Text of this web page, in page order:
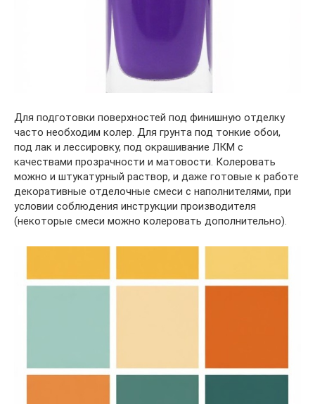
Для подготовки поверхностей под финишную отделку
часто необходим колер. Для грунта под тонкие обои,
под лак и лессировку, под окрашивание ЛКМ с
качествами прозрачности и матовости. Колеровать
можно и штукатурный раствор, и даже готовые к работе
декоративные отделочные смеси с наполнителями, при
условии соблюдения инструкции производителя
(некоторые смеси можно колеровать дополнительно).